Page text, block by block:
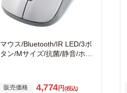
マウス/Bluetooth/IR LED/3ボ
タン/Mサイズ/抗菌/静音/ホワ
販売価格 4,774円(税込)